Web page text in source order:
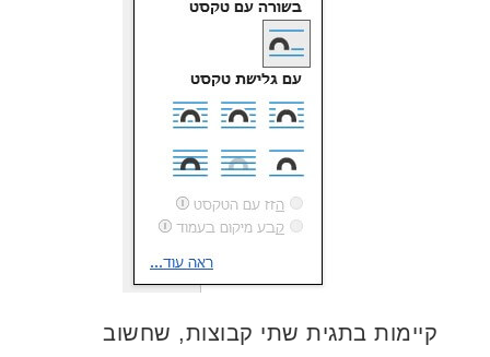
קיימות בתגית שתי קבוצות, שחשוב